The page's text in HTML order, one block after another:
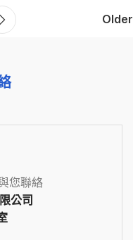
Older
您聯絡
公司